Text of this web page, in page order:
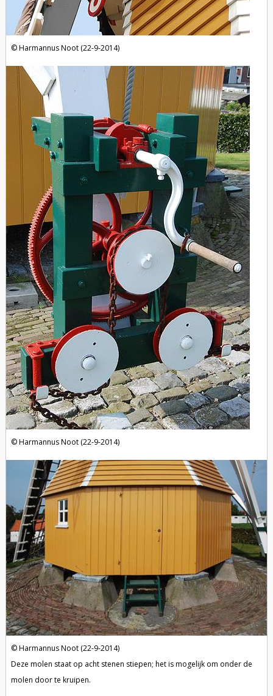
Harmannus Noot (22-9-2014)
Harmannus Noot (22-9-2014)
Harmannus Noot (22-9-2014)
Deze molen staat op acht stenen stiepen; het is mogelijk om onder de
molen door te kruipen.